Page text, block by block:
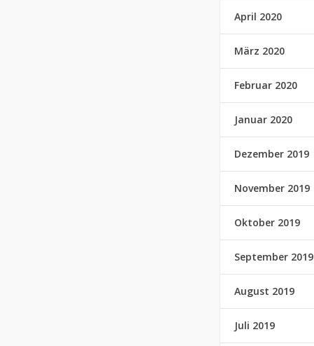
April 2020
März 2020
Februar 2020
Januar 2020
Dezember 2019
November 2019
Oktober 2019
September 2019
August 2019
Juli 2019